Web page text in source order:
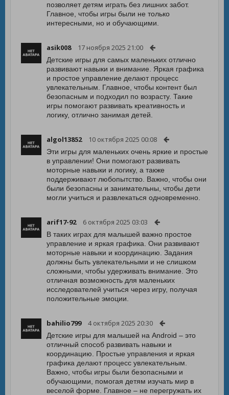
позволяет детям играть без лишних забот.
Главное, чтобы игры были не только
интересными, но и обучающими.
asik008 17 ноября 2025 21:00
Детские игры для самых маленьких отлично
развивают навыки и внимание. Яркая графика
и простое управление делают процесс
увлекательным. Главное, чтобы контент был
безопасным и подходил по возрасту. Такие
игры помогают развивать креативность и
логику, отлично занимая детей.
algol13852 10 октября 2025 00:08
Эти игры для маленьких очень яркие и простые
в управлении! Они помогают развивать
моторные навыки и логику, а также
поддерживают любопытство. Важно, чтобы они
были безопасны и занимательны, чтобы дети
могли учиться и развлекаться одновременно.
arif17-92 6 октября 2025 03:03
В таких играх для малышей важно простое
управление и яркая графика. Они развивают
моторные навыки и координацию. Задания
должны быть увлекательными и не слишком
сложными, чтобы удерживать внимание. Это
отличная возможность для маленьких
исследователей учиться через игру, получая
положительные эмоции.
bahilio799 4 октября 2025 20:30
Детские игры для малышей на Android – это
отличный способ развивать навыки и
координацию. Простые управления и яркая
графика делают процесс увлекательным.
Важно, чтобы игры были безопасными и
обучающими, помогая детям изучать мир в
веселой форме. Главное – не перегружать их